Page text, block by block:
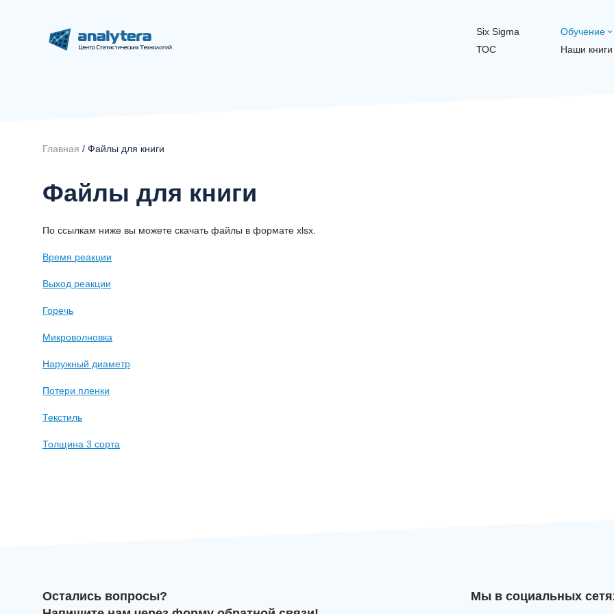
Six Sigma
ТОС
Обучение
Наши книги
Главная / Файлы для книги
Файлы для книги
По ссылкам ниже вы можете скачать файлы в формате xlsx.
Время реакции
Выход реакции
Горечь
Микроволновка
Наружный диаметр
Потери пленки
Текстиль
Толщина 3 сорта
Остались вопросы?
Мы в социальных